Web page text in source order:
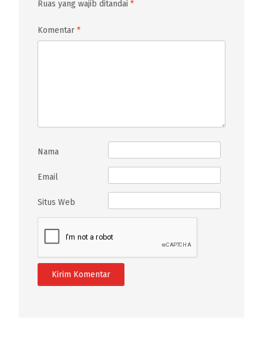
Ruas yang wajib ditandai *
Komentar *
Nama
Email
Situs Web